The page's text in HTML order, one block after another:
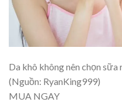
Da khô không nên chọn
(Nguồn: RyanKing999)
MUA NGAY